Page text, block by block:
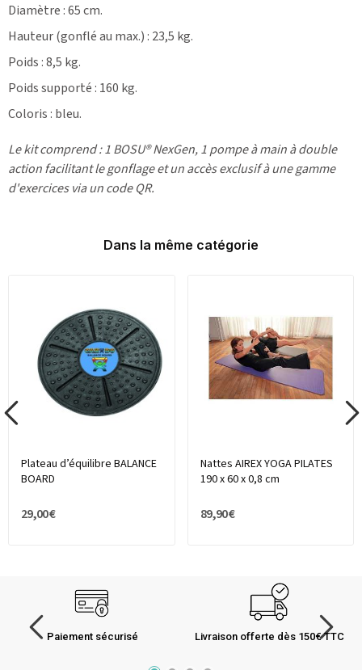
Diamètre : 65 cm.
Hauteur (gonflé au max.) : 23,5 kg.
Poids : 8,5 kg.
Poids supporté : 160 kg.
Coloris : bleu.
Le kit comprend : 1 BOSU® NexGen, 1 pompe à main à double
action facilitant le gonflage et un accès exclusif à une gamme
d'exercices via un code QR.
Dans la même catégorie
Plateau d’équilibre BALANCE
BOARD
29,00 €
Nattes AIREX YOGA PILATES
190 x 60 x 0,8 cm
89,90 €
Paiement sécurisé Livraison offerte dès 150€ TTC